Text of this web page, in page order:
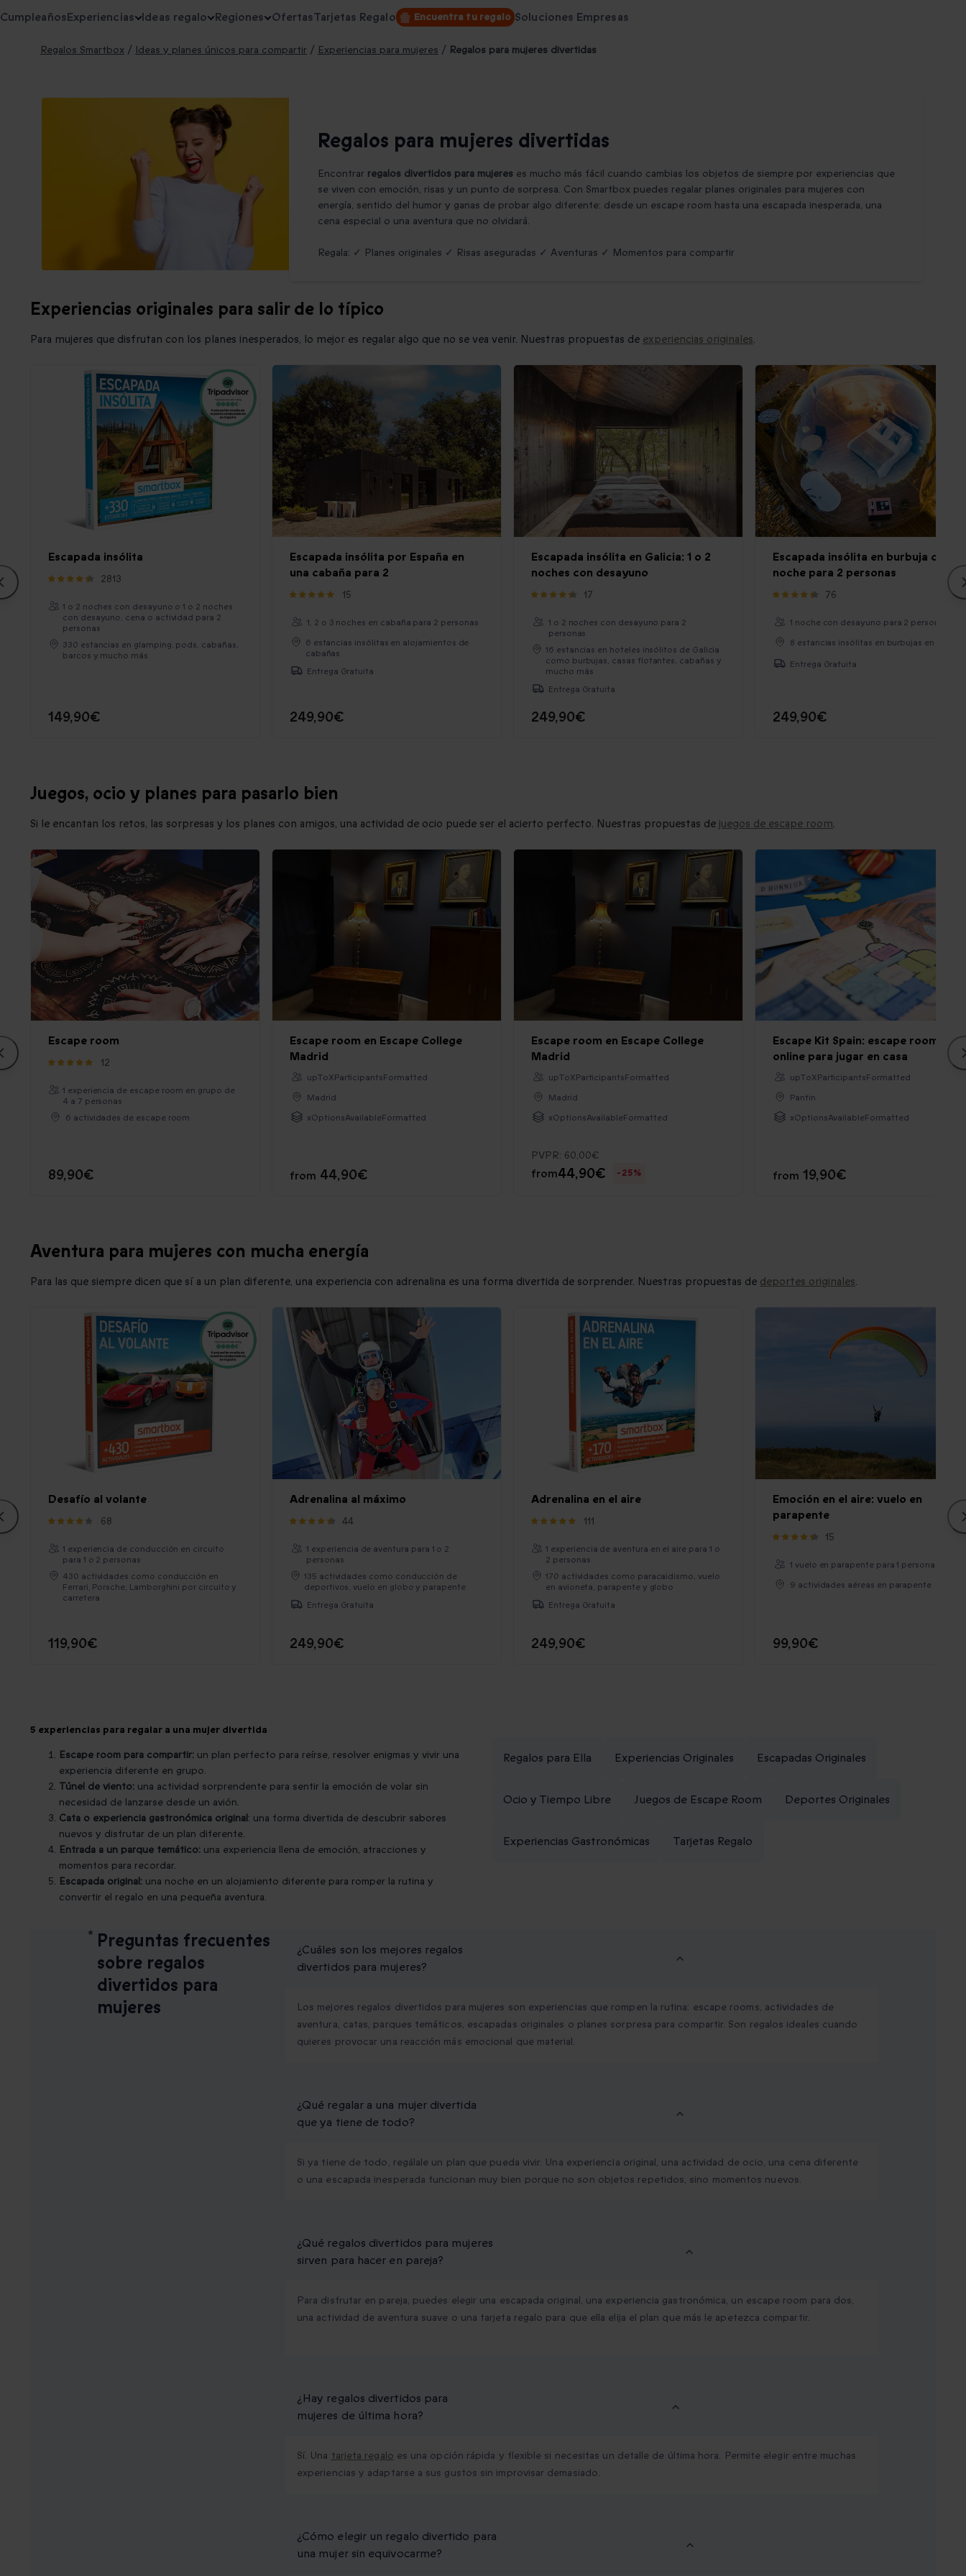
CumpleañosExperiencias Ideas regalo Regiones OfertasTarjetas Regalo Encuentra tu regalo Soluciones Empresas
Regalos Smartbox / Ideas y planes únicos para compartir / Experiencias para mujeres / Regalos para mujeres divertidas
Regalos para mujeres divertidas
Encontrar regalos divertidos para mujeres es mucho más fácil cuando cambias los objetos de siempre por experiencias que
se viven con emoción, risas y un punto de sorpresa. Con Smartbox puedes regalar planes originales para mujeres con
energía, sentido del humor y ganas de probar algo diferente: desde un escape room hasta una escapada inesperada, una
cena especial o una aventura que no olvidará.
Regala: ✓ Planes originales ✓ Risas aseguradas ✓ Aventuras ✓ Momentos para compartir
Experiencias originales para salir de lo típico
Para mujeres que disfrutan con los planes inesperados, lo mejor es regalar algo que no se vea venir. Nuestras propuestas de experiencias originales.
Escapada insólita
2813
1 o 2 noches con desayuno o 1 o 2 noches
con desayuno, cena o actividad para 2
personas
330 estancias en glamping, pods, cabañas,
barcos y mucho más
149,90€
Escapada insólita por España en
una cabaña para 2
15
1, 2 o 3 noches en cabaña para 2 personas
6 estancias insólitas en alojamientos de
cabañas
Entrega Gratuita
249,90€
Escapada insólita en Galicia: 1 o 2
noches con desayuno
17
1 o 2 noches con desayuno para 2
personas
16 estancias en hoteles insólitos de Galicia
como burbujas, casas flotantes, cabañas y
mucho más
Entrega Gratuita
249,90€
Escapada insólita en burbuja con 1
noche para 2 personas
76
1 noche con desayuno para 2 personas
8 estancias insólitas en burbujas en España
Entrega Gratuita
249,90€
Juegos, ocio y planes para pasarlo bien
Si le encantan los retos, las sorpresas y los planes con amigos, una actividad de ocio puede ser el acierto perfecto. Nuestras propuestas de juegos de escape room.
Escape room
12
1 experiencia de escape room en grupo de
4 a 7 personas
6 actividades de escape room
89,90€
Escape room en Escape College
Madrid
upToXParticipantsFormatted
Madrid
xOptionsAvailableFormatted
from 44,90€
Escape room en Escape College
Madrid
upToXParticipantsFormatted
Madrid
xOptionsAvailableFormatted
PVPR: 60,00€
from44,90€ -25%
Escape Kit Spain: escape room
online para jugar en casa
upToXParticipantsFormatted
Pantin
xOptionsAvailableFormatted
from 19,90€
Aventura para mujeres con mucha energía
Para las que siempre dicen que sí a un plan diferente, una experiencia con adrenalina es una forma divertida de sorprender. Nuestras propuestas de deportes originales.
Desafío al volante
68
1 experiencia de conducción en circuito
para 1 o 2 personas
430 actividades como conducción en
Ferrari, Porsche, Lamborghini por circuito y
carretera
119,90€
Adrenalina al máximo
44
1 experiencia de aventura para 1 o 2
personas
135 actividades como conducción de
deportivos, vuelo en globo y parapente
Entrega Gratuita
249,90€
Adrenalina en el aire
111
1 experiencia de aventura en el aire para 1 o
2 personas
170 actividades como paracaidismo, vuelo
en avioneta, parapente y globo
Entrega Gratuita
249,90€
Emoción en el aire: vuelo en
parapente
15
1 vuelo en parapente para 1 persona
9 actividades aéreas en parapente
99,90€
5 experiencias para regalar a una mujer divertida
Escape room para compartir: un plan perfecto para reírse, resolver enigmas y vivir una
experiencia diferente en grupo.
Túnel de viento: una actividad sorprendente para sentir la emoción de volar sin
necesidad de lanzarse desde un avión.
Cata o experiencia gastronómica original: una forma divertida de descubrir sabores
nuevos y disfrutar de un plan diferente.
Entrada a un parque temático: una experiencia llena de emoción, atracciones y
momentos para recordar.
Escapada original: una noche en un alojamiento diferente para romper la rutina y
convertir el regalo en una pequeña aventura.
Regalos para Ella Experiencias Originales Escapadas Originales
Ocio y Tiempo Libre Juegos de Escape Room Deportes Originales
Experiencias Gastronómicas Tarjetas Regalo
Preguntas frecuentes
sobre regalos
divertidos para
mujeres
¿Cuáles son los mejores regalos
divertidos para mujeres?
Los mejores regalos divertidos para mujeres son experiencias que rompen la rutina: escape rooms, actividades de
aventura, catas, parques temáticos, escapadas originales o planes sorpresa para compartir. Son regalos ideales cuando
quieres provocar una reacción más emocional que material.
¿Qué regalar a una mujer divertida
que ya tiene de todo?
Si ya tiene de todo, regálale un plan que pueda vivir. Una experiencia original, una actividad de ocio, una cena diferente
o una escapada inesperada funcionan muy bien porque no son objetos repetidos, sino momentos nuevos.
¿Qué regalos divertidos para mujeres
sirven para hacer en pareja?
Para disfrutar en pareja, puedes elegir una escapada original, una experiencia gastronómica, un escape room para dos,
una actividad de aventura suave o una tarjeta regalo para que ella elija el plan que más le apetezca compartir.
¿Hay regalos divertidos para
mujeres de última hora?
Sí. Una tarjeta regalo es una opción rápida y flexible si necesitas un detalle de última hora. Permite elegir entre muchas
experiencias y adaptarse a sus gustos sin improvisar demasiado.
¿Cómo elegir un regalo divertido para
una mujer sin equivocarme?